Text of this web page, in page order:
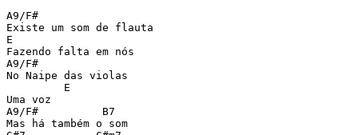
A9/F#
Existe um som de flauta
E
Fazendo falta em nós
A9/F#
No Naipe das violas
         E
Uma voz
A9/F#          B7
Mas há também o som